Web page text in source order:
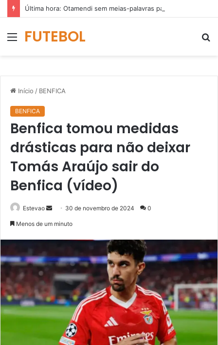
MenuFUTEBOL
Início / BENFICA
BENFICA
Benfica tomou medidas
drásticas para não deixar
Tomás Araújo sair do
Benfica (vídeo)
Estevao
Mande30 de novembro de 2024 0
Menos de um minuto